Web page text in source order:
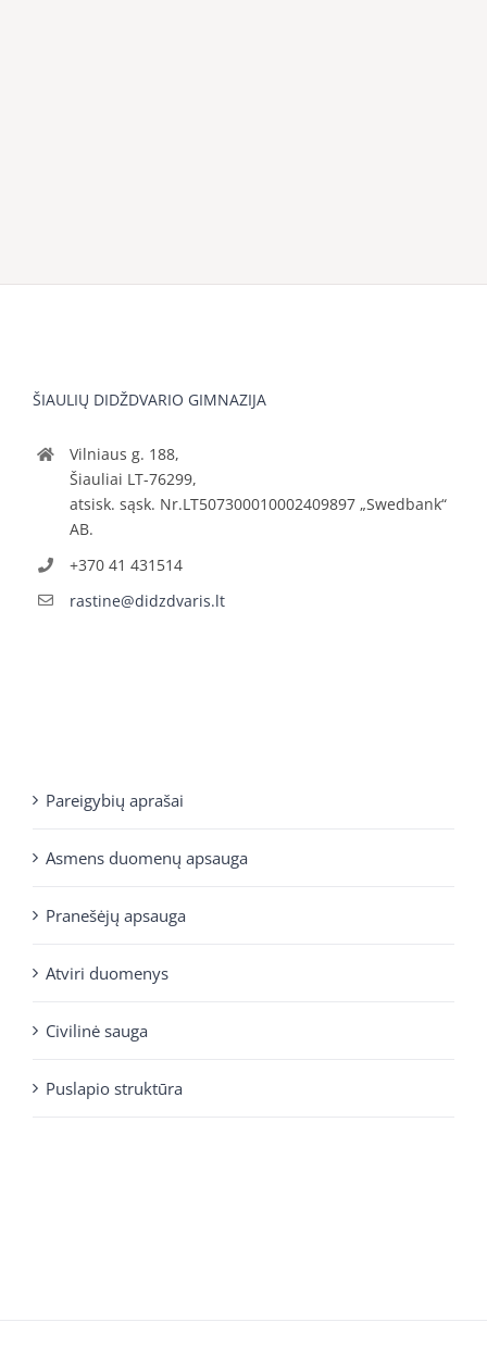
ŠIAULIŲ DIDŽDVARIO GIMNAZIJA
Vilniaus g. 188,
Šiauliai LT-76299,
atsisk. sąsk. Nr.LT507300010002409897 „Swedbank“
AB.
+370 41 431514
rastine@didzdvaris.lt
Pareigybių aprašai
Asmens duomenų apsauga
Pranešėjų apsauga
Atviri duomenys
Civilinė sauga
Puslapio struktūra